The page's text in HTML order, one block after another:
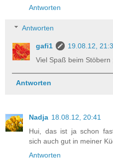
Antworten
Antworten
gafi1
19.08.12,
Viel Spaß beim Stöbern
Antworten
Nadja 18.08.12, 20:41
Hui, das ist ja schon
sich auch gut in meiner
Antworten